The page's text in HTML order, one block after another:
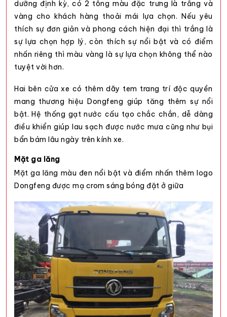
dưỡng định kỳ, có 2 tông màu đặc trưng là trắng và
vàng cho khách hàng thoải mái lựa chọn. Nếu yêu
thích sự đơn giản và phong cách hiện đại thì trắng là
sự lựa chọn hợp lý, còn thích sự nổi bật và có điểm
nhấn riêng thì màu vàng là sự lựa chọn không thể nào
tuyệt vời hơn.
Hai bên cửa xe có thêm dãy tem trang trí độc quyền
mang thương hiệu Dongfeng giúp tăng thêm sự nổi
bật. Hệ thống gạt nước cấu tạo chắc chắn, dễ dàng
điều khiển giúp lau sạch được nước mưa cũng như bụi
bẩn bám lâu ngày trên kính xe.
Mặt ga lăng
Mặt ga lăng màu đen nổi bật và điểm nhấn thêm logo
Dongfeng được mạ crom sáng bóng đặt ở giữa